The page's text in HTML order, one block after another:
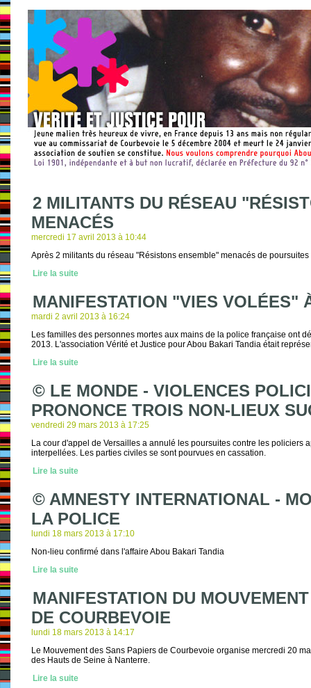
2 MILITANTS DU RÉSEAU
MENACÉS
mercredi 17 avril 2013 à 10:44
Après 2 militants du réseau "Résistons ensemble" menacés de
Lire la suite
MANIFESTATION "VIES VOLÉES"
mardi 2 avril 2013 à 16:24
Les familles des personnes mortes aux mains de la police française ont
2013. L'association Vérité et Justice pour Abou Bakari Tandia était
Lire la suite
© LE MONDE - VIOLENCES
PRONONCE TROIS NON-LIEUX
vendredi 29 mars 2013 à 17:25
La cour d'appel de Versailles a annulé les poursuites contre les policiers
interpellées. Les parties civiles se sont pourvues en cassation.
Lire la suite
© AMNESTY INTERNATIONAL -
LA POLICE
lundi 18 mars 2013 à 17:10
Non-lieu confirmé dans l'affaire Abou Bakari Tandia
Lire la suite
MANIFESTATION DU
DE COURBEVOIE
lundi 18 mars 2013 à 14:17
Le Mouvement des Sans Papiers de Courbevoie organise mercredi 20
des Hauts de Seine à Nanterre.
Lire la suite